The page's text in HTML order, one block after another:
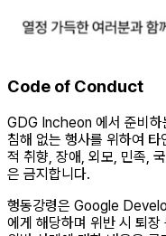
Code of Conduct
GDG Incheon 에서 준비
침해 없는 행사를 위하여
적 취향, 장애, 외모, 민족,
은 금지합니다.
행동강령은 Google
에게 해당하며 위반 시 퇴